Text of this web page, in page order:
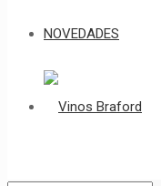
NOVEDADES